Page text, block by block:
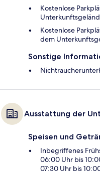
Kostenlose
Kostenlose
dem
Sonstige
Ausstattung der
Speisen und
Inbegriffenes
06:00 Uhr bis
07:30 Uhr bis